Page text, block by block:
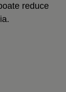
reduce